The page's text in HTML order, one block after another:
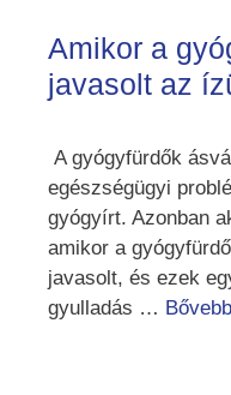
Amikor a
javasolt az
A gyógyfürdők
egészségügyi
gyógyírt. Azonban
amikor a
javasolt, és ezek
gyulladás …